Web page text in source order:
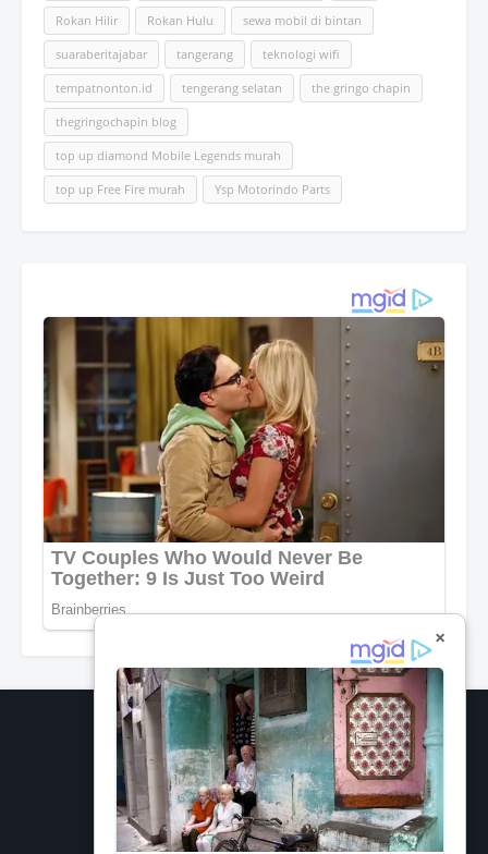
Rokan Hilir Rokan Hulu sewa mobil di bintan
suaraberitajabar tangerang teknologi wifi
tempatnonton.id tengerang selatan the gringo chapin
thegringochapin blog
top up diamond Mobile Legends murah
top up Free Fire murah Ysp Motorindo Parts
Network Information
×